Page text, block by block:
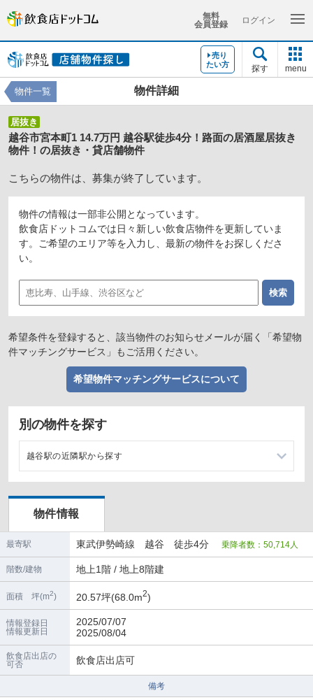
無料
会員登録
ログイン
売り
たい方
探す menu
物件詳細
物件一覧
居抜き
越谷市宮本町1 14.7万円 越谷駅徒歩4分！路面の居酒屋居抜き
物件！の居抜き・貸店舗物件
こちらの物件は、募集が終了しています。
物件の情報は一部非公開となっています。
飲食店ドットコムでは日々新しい飲食店物件を更新していま
す。ご希望のエリア等を入力し、最新の物件をお探しくださ
い。
希望条件を登録すると、該当物件のお知らせメールが届く「希望物
件マッチングサービス」もご活用ください。
希望物件マッチングサービスについて
別の物件を探す
越谷駅の近隣駅から探す
新越谷駅の店舗物件・貸店舗・テナント一覧
大袋駅の店舗物件・貸店舗・テナント一覧
蒲生駅の店舗物件・貸店舗・テナント一覧
物件情報
最寄駅 東武伊勢崎線 越谷 徒歩4分 乗降者数：50,714人
階数/建物 地上1階 / 地上8階建
面積 坪(m2) 20.57坪(68.0m2)
情報登録日
情報更新日
2025/07/07
2025/08/04
飲食店出店の
可否
飲食店出店可
備考